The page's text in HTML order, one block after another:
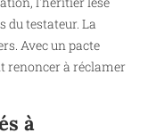
du testateur. La
Avec un pacte
renoncer à réclamer
à